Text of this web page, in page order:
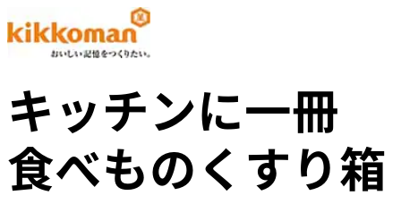
キッチンに一冊
食べものくすり箱